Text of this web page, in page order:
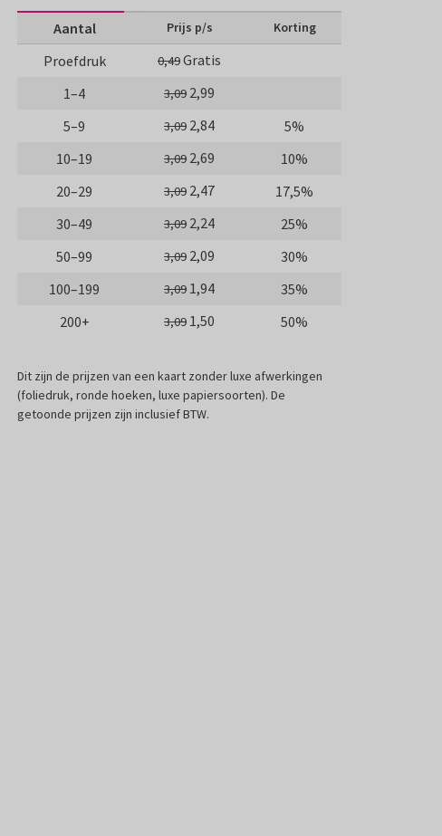
Aantal Prijs p/s Korting
Proefdruk 0,49Gratis
1–4
3,09 2,99
5–9
3,09 2,84
5%
10–19
3,09 2,69
10%
20–29
3,09 2,47
17,5%
30–49
3,09 2,24
25%
50–99
3,09 2,09
30%
100–199
3,09 1,94
35%
200+
3,09 1,50 50%
Dit zijn de prijzen van een kaart zonder luxe afwerkingen
(foliedruk, ronde hoeken, luxe papiersoorten). De
getoonde prijzen zijn inclusief BTW.